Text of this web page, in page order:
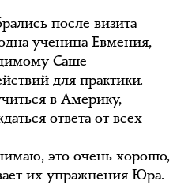
после визита
ученица Евмения,
Саше
для практики.
в Америку,
ответа от всех
это очень хорошо,
их упражнения Юра.